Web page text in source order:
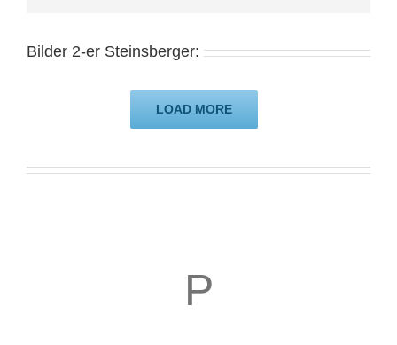
Bilder 2-er Steinsberger:
LOAD MORE
P